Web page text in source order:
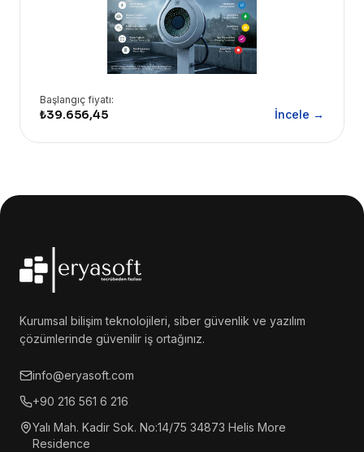
Başlangıç fiyatı:
₺39.656,45 İncele →
Kurumsal bilişim teknolojileri, siber güvenlik ve yazılım
çözümlerinde güvenilir iş ortağınız.
info@eryasoft.com
+90 216 561 6 216
Yalı Mah. Kadir Sok. No:14/75 34873 Helis More
Residence